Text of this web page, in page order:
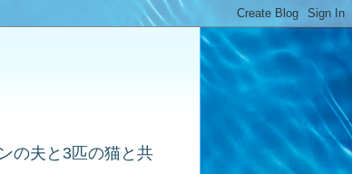
の夫と3匹の猫と共